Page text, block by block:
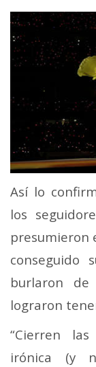
Así lo
los
presumieron
conseguido
burlaron
lograron
“Cierren
irónica (y